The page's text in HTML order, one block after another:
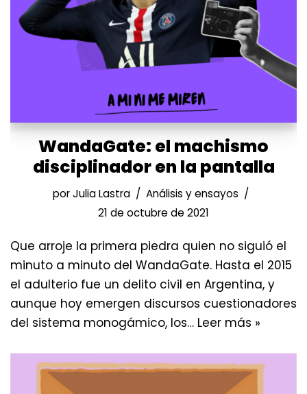
WandaGate: el machismo
disciplinador en la pantalla
porJulia Lastra
Análisis y ensayos
21 de octubre de 2021
Que arroje la primera piedra quien no siguió el
minuto a minuto del WandaGate. Hasta el 2015
el adulterio fue un delito civil en Argentina, y
aunque hoy emergen discursos cuestionadores
del sistema monogámico, los… Leer más »